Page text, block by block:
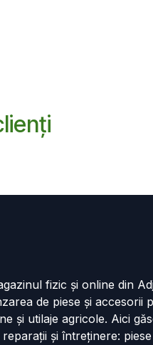
fizic și online din
de piese și accesorii
și utilaje agricole. Aici
și întreținere: